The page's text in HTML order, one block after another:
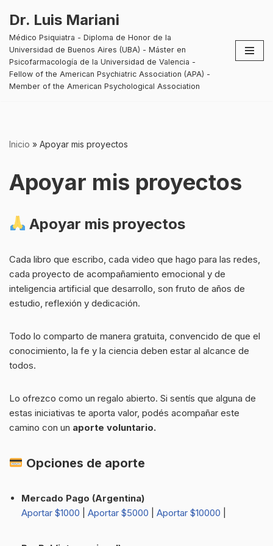
Saltar
al
contenido
Dr. Luis Mariani
Médico Psiquiatra - Diploma de Honor de la
Universidad de Buenos Aires (UBA) - Máster en
Psicofarmacología de la Universidad de Valencia -
Fellow of the American Psychiatric Association (APA) -
Member of the American Psychological Association
Inicio » Apoyar mis proyectos
Apoyar mis proyectos
Apoyar mis proyectos
Cada libro que escribo, cada video que hago para las redes,
cada proyecto de acompañamiento emocional y de
inteligencia artificial que desarrollo, son fruto de años de
estudio, reflexión y dedicación.
Todo lo comparto de manera gratuita, convencido de que el
conocimiento, la fe y la ciencia deben estar al alcance de
todos.
Lo ofrezco como un regalo abierto. Si sentís que alguna de
estas iniciativas te aporta valor, podés acompañar este
camino con un aporte voluntario.
Opciones de aporte
Mercado Pago (Argentina)
Aportar $1000
Aportar $5000 Aportar $10000